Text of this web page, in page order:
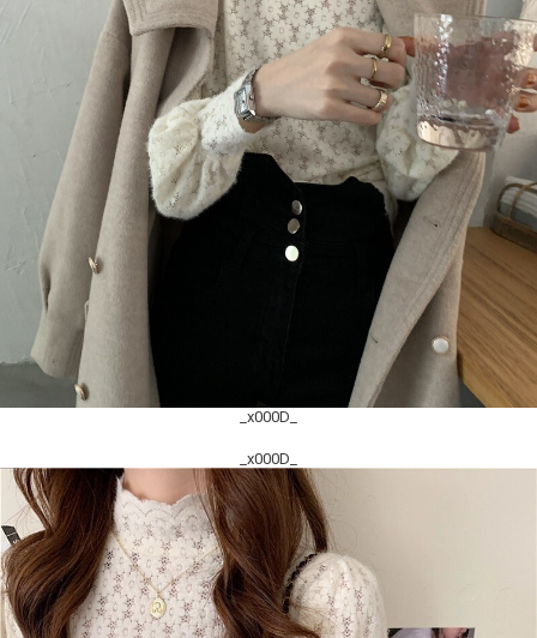
_x000D_
_x000D_